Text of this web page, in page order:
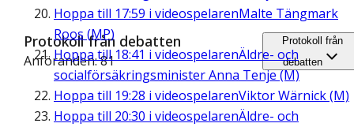
Hoppa till 17:59 i videospelarenMalte Tängmark
Roos (MP)
Hoppa till 18:41 i videospelarenÄldre- och
socialförsäkringsminister Anna Tenje (M)
Hoppa till 19:28 i videospelarenViktor Wärnick (M)
Hoppa till 20:30 i videospelarenÄldre- och
Protokoll från debatten
Anföranden: 81
Protokoll från
debatten